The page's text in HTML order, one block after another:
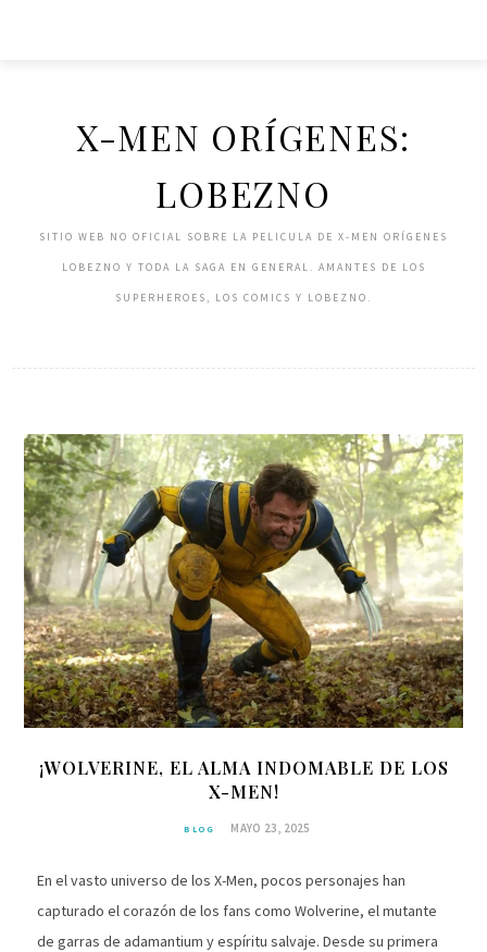
X-MEN ORÍGENES:
LOBEZNO
SITIO WEB NO OFICIAL SOBRE LA PELICULA DE X-MEN ORÍGENES
LOBEZNO Y TODA LA SAGA EN GENERAL. AMANTES DE LOS
SUPERHEROES, LOS COMICS Y LOBEZNO.
¡WOLVERINE, EL ALMA INDOMABLE DE LOS
X-MEN!
BLOG MAYO 23, 2025
En el vasto universo de los X-Men, pocos personajes han
capturado el corazón de los fans como Wolverine, el mutante
de garras de adamantium y espíritu salvaje. Desde su primera